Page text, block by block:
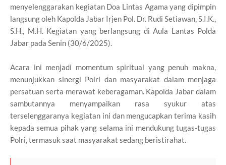
menyelenggarakan kegiatan Doa Lintas Agama yang dipimpin
langsung oleh Kapolda Jabar Irjen Pol. Dr. Rudi Setiawan, S.I.K.,
S.H., M.H. Kegiatan yang berlangsung di Aula Lantas Polda
Jabar pada Senin (30/6/2025).
Acara ini menjadi momentum spiritual yang penuh makna,
menunjukkan sinergi Polri dan masyarakat dalam menjaga
persatuan serta merawat keberagaman. Kapolda Jabar dalam
sambutannya menyampaikan rasa syukur atas
terselenggaranya kegiatan ini dan mengucapkan terima kasih
kepada semua pihak yang selama ini mendukung tugas-tugas
Polri, termasuk saat masyarakat sedang beristirahat.